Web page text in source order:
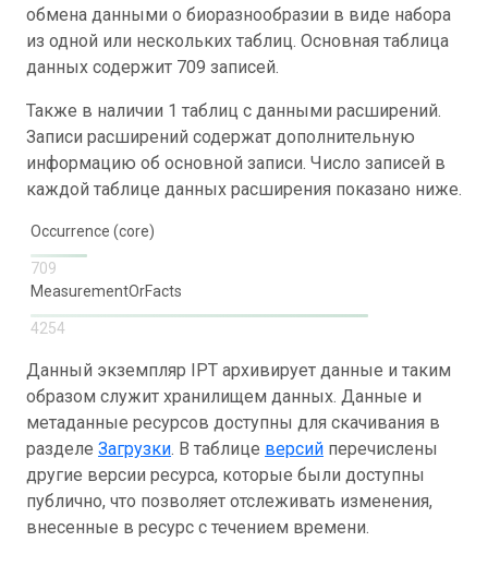
обмена данными о биоразнообразии в виде набора
из одной или нескольких таблиц. Основная таблица
данных содержит 709 записей.
Также в наличии 1 таблиц с данными расширений.
Записи расширений содержат дополнительную
информацию об основной записи. Число записей в
каждой таблице данных расширения показано ниже.
Occurrence (core)
709
MeasurementOrFacts
4254
Данный экземпляр IPT архивирует данные и таким
образом служит хранилищем данных. Данные и
метаданные ресурсов доступны для скачивания в
разделе Загрузки. В таблице версий перечислены
другие версии ресурса, которые были доступны
публично, что позволяет отслеживать изменения,
внесенные в ресурс с течением времени.